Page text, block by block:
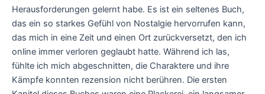
Herausforderungen gelernt habe. Es ist ein seltenes Buch,
das ein so starkes Gefühl von Nostalgie hervorrufen kann,
das mich in eine Zeit und einen Ort zurückversetzt, den ich
online immer verloren geglaubt hatte. Während ich las,
fühlte ich mich abgeschnitten, die Charaktere und ihre
Kämpfe konnten rezension nicht berühren. Die ersten